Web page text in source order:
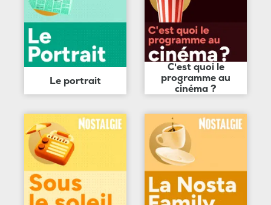
Le portrait
C'est quoi le
programme au
cinéma ?